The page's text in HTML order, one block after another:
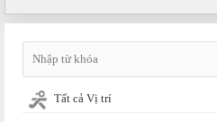
Tất cả Vị trí